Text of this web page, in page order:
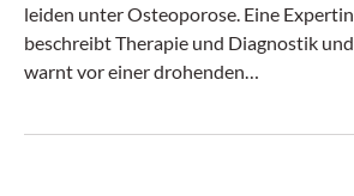
leiden unter Osteoporose. Eine Expertin
beschreibt Therapie und Diagnostik und
warnt vor einer drohenden